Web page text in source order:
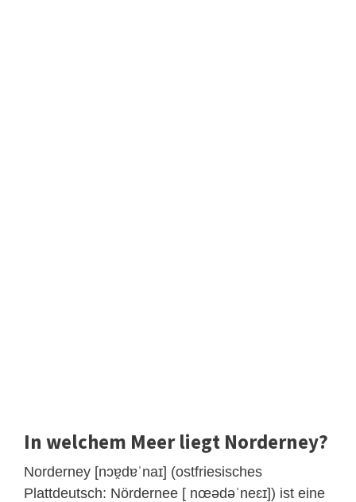
In welchem Meer liegt Norderney?
Norderney [nɔɐ̯dɐˈnaɪ] (ostfriesisches
Plattdeutsch: Nördernee [ nœədəˈneɛɪ]) ist eine